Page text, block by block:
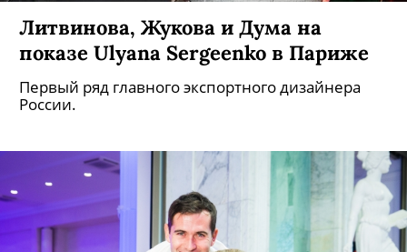
Литвинова, Жукова и Дума на
показе Ulyana Sergeenko в Париже
Первый ряд главного экспортного дизайнера
России.